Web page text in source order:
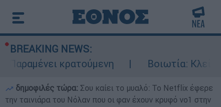
BREAKING NEWS:
κρατούμενη
Βοιωτία: Κλείνει το
δημοφιλές τώρα: Σου καίει το μυαλό: Το Netflix έφερε
την ταινιάρα του Νόλαν που οι φαν έχουν κρυφό νο1 στην